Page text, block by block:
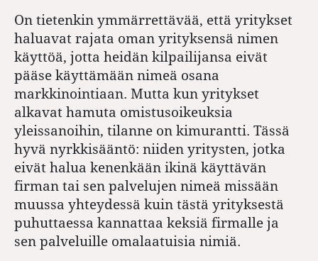
On tietenkin ymmärrettävää, että yritykset
haluavat rajata oman yrityksensä nimen
käyttöä, jotta heidän kilpailijansa eivät
pääse käyttämään nimeä osana
markkinointiaan. Mutta kun yritykset
alkavat hamuta omistusoikeuksia
yleissanoihin, tilanne on kimurantti. Tässä
hyvä nyrkkisääntö: niiden yritysten, jotka
eivät halua kenenkään ikinä käyttävän
firman tai sen palvelujen nimeä missään
muussa yhteydessä kuin tästä yrityksestä
puhuttaessa kannattaa keksiä firmalle ja
sen palveluille omalaatuisia nimiä.